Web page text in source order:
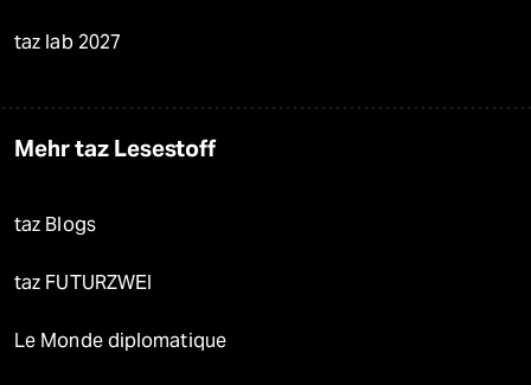
taz lab 2027
Mehr taz Lesestoff
taz Blogs
taz FUTURZWEI
Le Monde diplomatique